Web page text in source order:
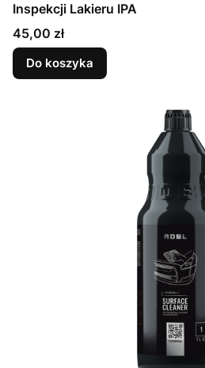
Inspekcji Lakieru IPA
Cena
45,00 zł
Do koszyka